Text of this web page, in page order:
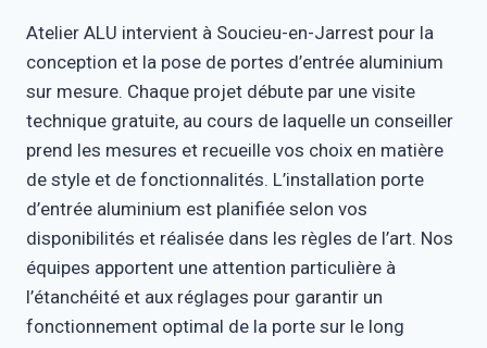
Atelier ALU intervient à Soucieu-en-Jarrest pour la
conception et la pose de portes d’entrée aluminium
sur mesure. Chaque projet débute par une visite
technique gratuite, au cours de laquelle un conseiller
prend les mesures et recueille vos choix en matière
de style et de fonctionnalités. L’installation porte
d’entrée aluminium est planifiée selon vos
disponibilités et réalisée dans les règles de l’art. Nos
équipes apportent une attention particulière à
l’étanchéité et aux réglages pour garantir un
fonctionnement optimal de la porte sur le long